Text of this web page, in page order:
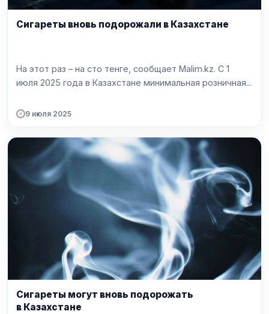
Сигареты вновь подорожали в Казахстане
На этот раз – на сто тенге, сообщает Malim.kz. С 1
июля 2025 года в Казахстане минимальная розничная...
9 июля 2025
Сигареты могут вновь подорожать
в Казахстане